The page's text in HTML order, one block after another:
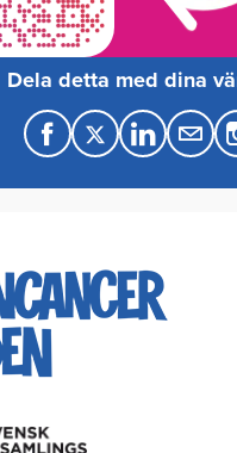
Dela detta med dina
F
a
e
b
T
w
t
t
L
i
k
e
M
a